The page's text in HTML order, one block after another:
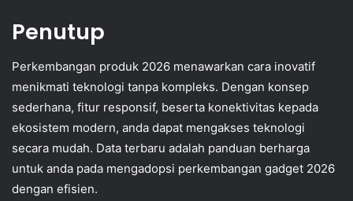
Penutup
Perkembangan produk 2026 menawarkan cara inovatif
menikmati teknologi tanpa kompleks. Dengan konsep
sederhana, fitur responsif, beserta konektivitas kepada
ekosistem modern, anda dapat mengakses teknologi
secara mudah. Data terbaru adalah panduan berharga
untuk anda pada mengadopsi perkembangan gadget 2026
dengan efisien.